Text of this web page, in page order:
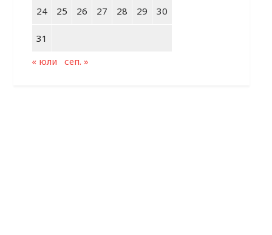
24 25 26 27 28 29 30
31
« юли
сеп. »